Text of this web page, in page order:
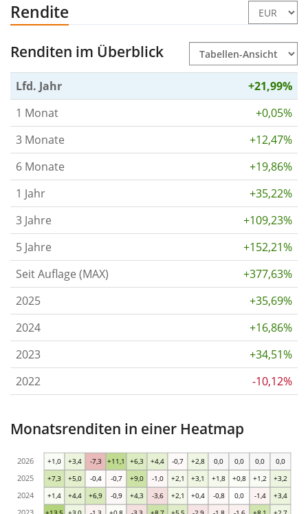
Rendite
Renditen im Überblick
Lfd. Jahr
+21,99%
1 Monat
+0,05%
3 Monate
+12,47%
6 Monate
+19,86%
1 Jahr
+35,22%
3 Jahre
+109,23%
5 Jahre
+152,21%
Seit Auflage (MAX)
+377,63%
2025
+35,69%
2024
+16,86%
2023
+34,51%
2022
-10,12%
Monatsrenditen in einer Heatmap
+1,4 +4,4 +6,9 -0,9 +4,3 -3,6 +2,1 +0,4 -0,8 0,0 -1,4 +3,4
+7,3 +5,0 -0,4 -0,7 +9,0 -1,0 +2,1 +3,1 +1,8 +0,8 +1,2 +3,2
+1,0 +3,4 -7,3 +11,1 +6,3 +4,4 -0,7 +2,8 0,0 0,0 0,0 0,0
2024
2025
2026